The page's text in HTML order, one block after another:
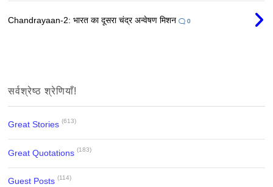
Chandrayaan-2: भारत का दूसरा चंद्र अन्वेषण मिशन 0
सर्वश्रेष्ठ श्रेणियाँ!
Great Stories (613)
Great Quotations (183)
Guest Posts (114)